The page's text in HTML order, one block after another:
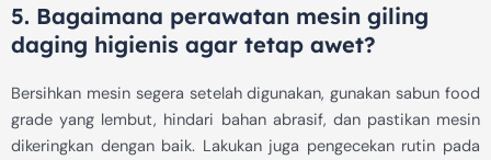
5. Bagaimana perawatan mesin giling
daging higienis agar tetap awet?
Bersihkan mesin segera setelah digunakan, gunakan sabun food
grade yang lembut, hindari bahan abrasif, dan pastikan mesin
dikeringkan dengan baik. Lakukan juga pengecekan rutin pada